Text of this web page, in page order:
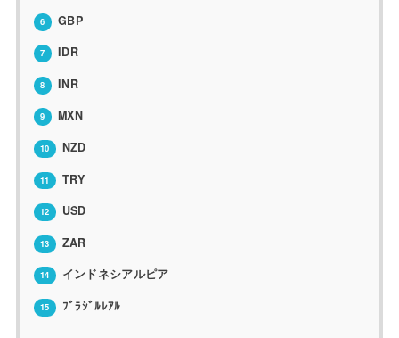
6 GBP
7 IDR
8 INR
9 MXN
10 NZD
11 TRY
12 USD
13 ZAR
14 インドネシアルピア
15 ﾌﾞﾗｼﾞﾙﾚｱﾙ